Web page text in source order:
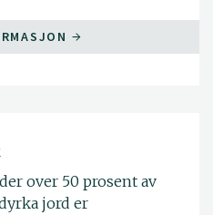
over 50 prosent av
jord er